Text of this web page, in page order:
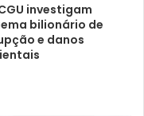
investigam
bilionário de
e danos